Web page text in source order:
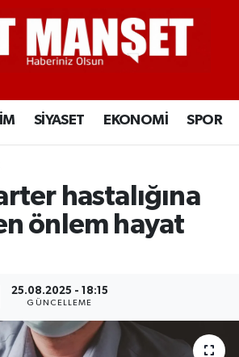
SİYASET EKONOMİ SPOR
hastalığına
önlem hayat
25.08.2025 - 18:15
GÜNCELLEME
Eczaneler
Haritası
Durumu ve Fikstür